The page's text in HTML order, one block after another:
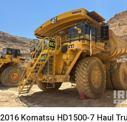
2016 Komatsu HD1500-7 Haul